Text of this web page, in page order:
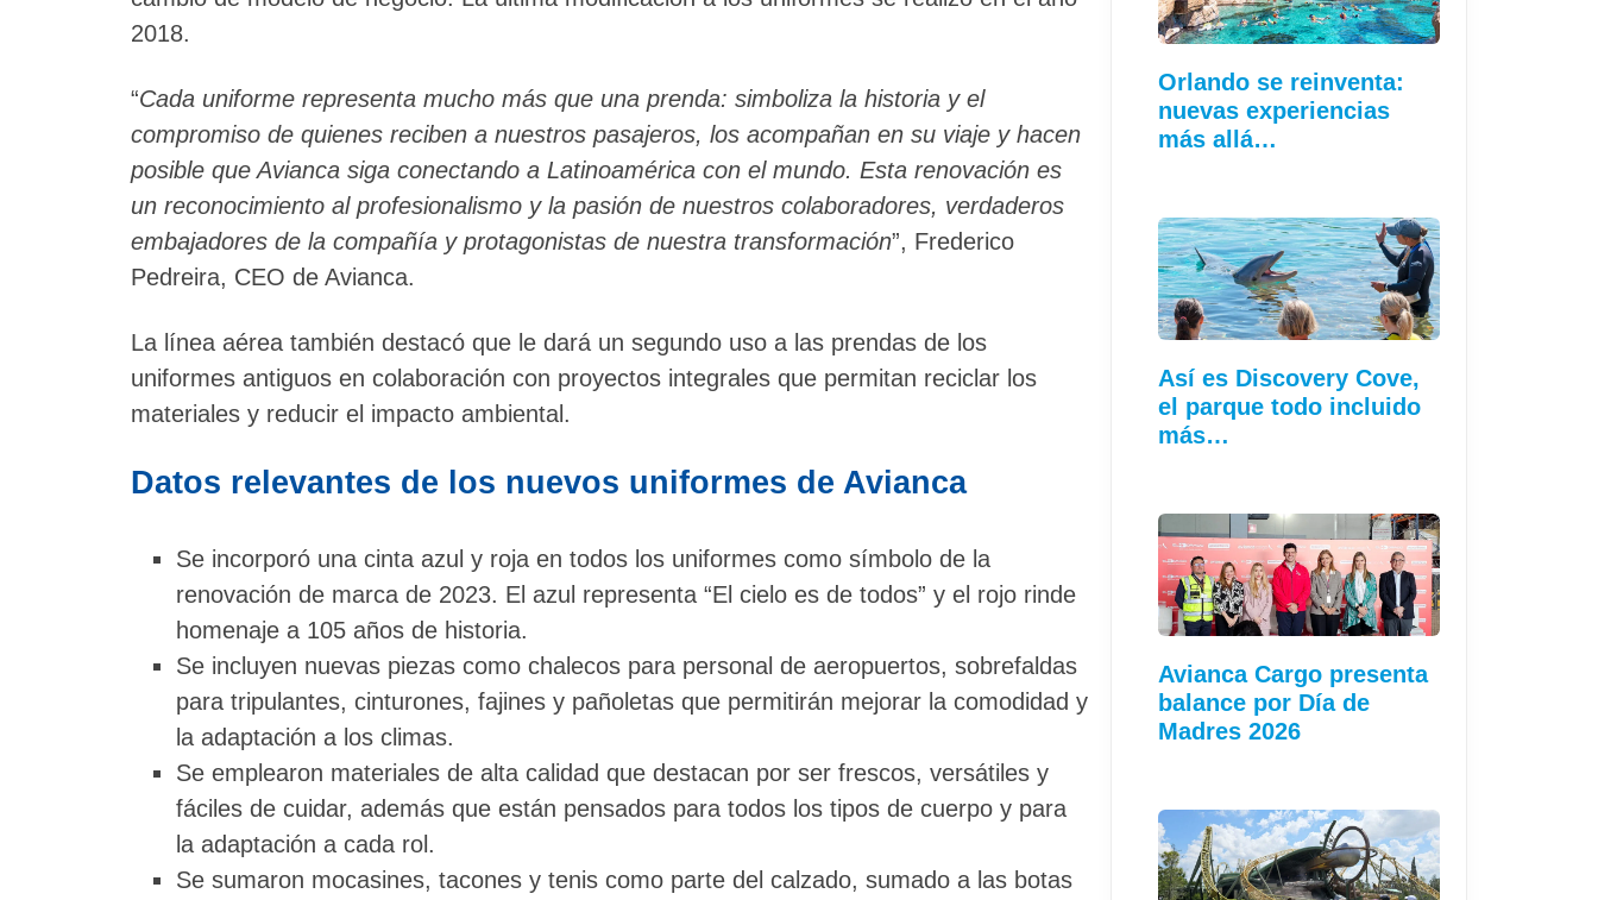
2018.
“Cada uniforme representa mucho más que una prenda: simboliza la historia y el
compromiso de quienes reciben a nuestros pasajeros, los acompañan en su viaje y hacen
posible que Avianca siga conectando a Latinoamérica con el mundo. Esta renovación es
un reconocimiento al profesionalismo y la pasión de nuestros colaboradores, verdaderos
embajadores de la compañía y protagonistas de nuestra transformación”, Frederico
Pedreira, CEO de Avianca.
La línea aérea también destacó que le dará un segundo uso a las prendas de los
uniformes antiguos en colaboración con proyectos integrales que permitan reciclar los
materiales y reducir el impacto ambiental.
Datos relevantes de los nuevos uniformes de Avianca
Se incorporó una cinta azul y roja en todos los uniformes como símbolo de la
renovación de marca de 2023. El azul representa “El cielo es de todos” y el rojo rinde
homenaje a 105 años de historia.
Se incluyen nuevas piezas como chalecos para personal de aeropuertos, sobrefaldas
para tripulantes, cinturones, fajines y pañoletas que permitirán mejorar la comodidad y
la adaptación a los climas.
Se emplearon materiales de alta calidad que destacan por ser frescos, versátiles y
fáciles de cuidar, además que están pensados para todos los tipos de cuerpo y para
la adaptación a cada rol.
Se sumaron mocasines, tacones y tenis como parte del calzado, sumado a las botas
Orlando se reinventa:
nuevas experiencias
más allá…
Así es Discovery Cove,
el parque todo incluido
más…
Avianca Cargo presenta
balance por Día de
Madres 2026